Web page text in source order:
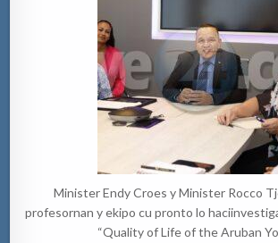
Minister Endy Croes y Minister Rocco
profesornan y ekipo cu pronto lo
“Quality of Life of the Aruban